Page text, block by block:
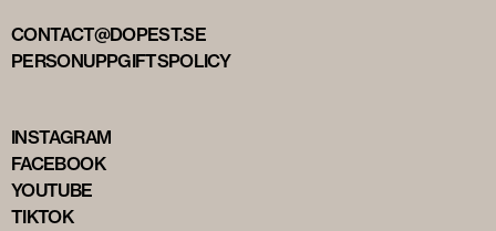
CONTACT@DOPEST.SE
PERSONUPPGIFTSPOLICY
INSTAGRAM
FACEBOOK
YOUTUBE
TIKTOK